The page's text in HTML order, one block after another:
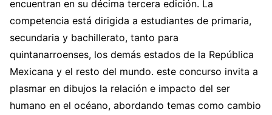
encuentran en su décima tercera edición. La
competencia está dirigida a estudiantes de primaria,
secundaria y bachillerato, tanto para
quintanarroenses, los demás estados de la República
Mexicana y el resto del mundo. este concurso invita a
plasmar en dibujos la relación e impacto del ser
humano en el océano, abordando temas como cambio